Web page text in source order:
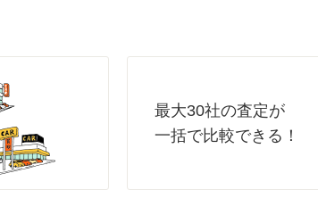
最大30社の査定が
一括で比較できる！